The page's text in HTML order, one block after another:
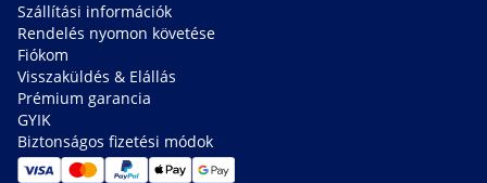
Szállítási információk
Rendelés nyomon követése
Fiókom
Visszaküldés & Elállás
Prémium garancia
GYIK
Biztonságos fizetési módok